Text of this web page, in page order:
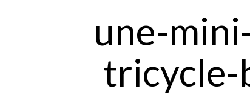
une-
tricycle-